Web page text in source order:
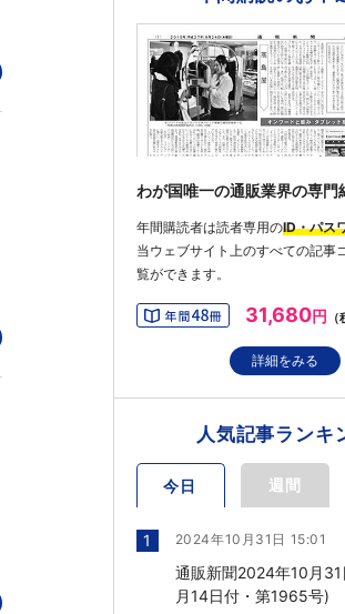
わが国唯一の通販業界の専門
年間購読者は読者専用のID・パス
当ウェブサイト上のすべての記事
覧ができます。
31,680円
詳細をみる
人気記事ランキ
今日 週間
1 2024年10月31日 15:01
通販新聞2024年10月31
月14日付・第1965号)